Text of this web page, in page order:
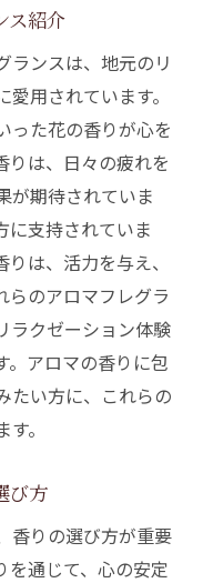
ス紹介
ランスは、地元のリ
用されています。
った花の香りが心を
りは、日々の疲れを
が期待されていま
に支持されていま
は、活力を与え、
らのアロマフレグラ
ラクゼーション体験
。アロマの香りに包
たい方に、これらの
。
び方
香りの選び方が重要
を通じて、心の安定